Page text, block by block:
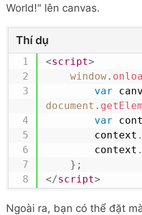
World!" lên canvas.
Thí dụ
<script>
window.
var
document .
var
        context
.
        context
.
} ;
</script>
Ngoài ra, bạn có thể đặt